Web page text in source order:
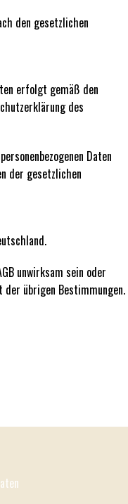
den gesetzlichen
erfolgt gemäß den
des
Daten
der gesetzlichen
unwirksam sein oder
übrigen Bestimmungen.